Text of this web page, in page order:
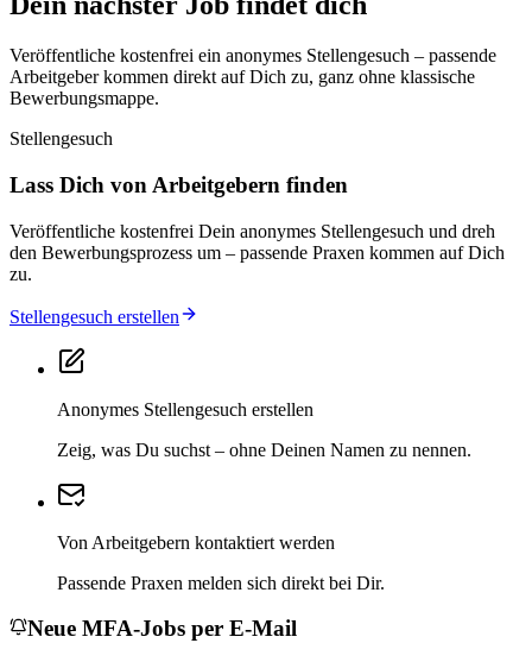
Veröffentliche kostenfrei ein anonymes Stellengesuch – passende
Arbeitgeber kommen direkt auf Dich zu, ganz ohne klassische
Bewerbungsmappe.
Stellengesuch
Lass Dich von Arbeitgebern finden
Veröffentliche kostenfrei Dein anonymes Stellengesuch und dreh
den Bewerbungsprozess um – passende Praxen kommen auf Dich
zu.
Stellengesuch erstellen
Anonymes Stellengesuch erstellen
Zeig, was Du suchst – ohne Deinen Namen zu nennen.
Von Arbeitgebern kontaktiert werden
Passende Praxen melden sich direkt bei Dir.
Neue MFA-Jobs per E-Mail